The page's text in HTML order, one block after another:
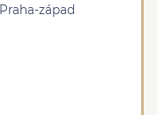
Praha-západ